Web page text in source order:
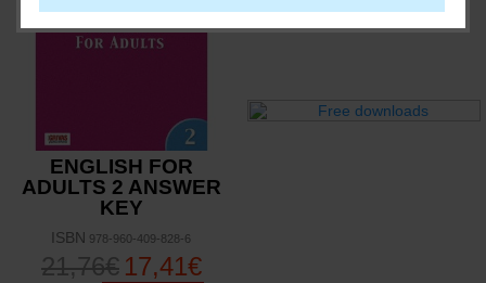
ENGLISH FOR
ADULTS 2 ANSWER
KEY
ISBN 978-960-409-828-6
21,76€ 17,41€
υλικό ή άλλο
συνοδευτικό υλικό του